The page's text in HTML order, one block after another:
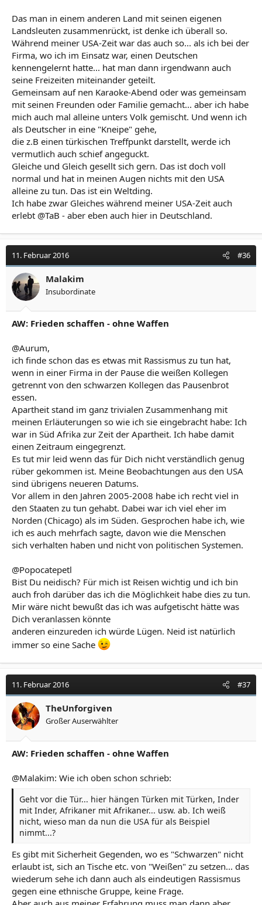
Das man in einem anderen Land mit seinen eigenen
Landsleuten zusammenrückt, ist denke ich überall so.
Während meiner USA-Zeit war das auch so... als ich bei der
Firma, wo ich im Einsatz war, einen Deutschen
kennengelernt hatte... hat man dann irgendwann auch
seine Freizeiten miteinander geteilt.
Gemeinsam auf nen Karaoke-Abend oder was gemeinsam
mit seinen Freunden oder Familie gemacht... aber ich habe
mich auch mal alleine unters Volk gemischt. Und wenn ich
als Deutscher in eine "Kneipe" gehe,
die z.B einen türkischen Treffpunkt darstellt, werde ich
vermutlich auch schief angeguckt.
Gleiche und Gleich gesellt sich gern. Das ist doch voll
normal und hat in meinen Augen nichts mit den USA
alleine zu tun. Das ist ein Weltding.
Ich habe zwar Gleiches während meiner USA-Zeit auch
erlebt @TaB - aber eben auch hier in Deutschland.
11. Februar 2016 #36
Malakim
Insubordinate
AW: Frieden schaffen - ohne Waffen
@Aurum,
ich finde schon das es etwas mit Rassismus zu tun hat,
wenn in einer Firma in der Pause die weißen Kollegen
getrennt von den schwarzen Kollegen das Pausenbrot
essen.
Apartheit stand im ganz trivialen Zusammenhang mit
meinen Erläuterungen so wie ich sie eingebracht habe: Ich
war in Süd Afrika zur Zeit der Apartheit. Ich habe damit
einen Zeitraum eingegrenzt.
Es tut mir leid wenn das für Dich nicht verständlich genug
rüber gekommen ist. Meine Beobachtungen aus den USA
sind übrigens neueren Datums.
Vor allem in den Jahren 2005-2008 habe ich recht viel in
den Staaten zu tun gehabt. Dabei war ich viel eher im
Norden (Chicago) als im Süden. Gesprochen habe ich, wie
ich es auch mehrfach sagte, davon wie die Menschen
sich verhalten haben und nicht von politischen Systemen.
@Popocatepetl
Bist Du neidisch? Für mich ist Reisen wichtig und ich bin
auch froh darüber das ich die Möglichkeit habe dies zu tun.
Mir wäre nicht bewußt das ich was aufgetischt hätte was
Dich veranlassen könnte
anderen einzureden ich würde Lügen. Neid ist natürlich
immer so eine Sache
11. Februar 2016 #37
TheUnforgiven
Großer Auserwählter
AW: Frieden schaffen - ohne Waffen
@Malakim: Wie ich oben schon schrieb:
Geht vor die Tür... hier hängen Türken mit Türken, Inder
mit Inder, Afrikaner mit Afrikaner... usw. ab. Ich weiß
nicht, wieso man da nun die USA für als Beispiel
nimmt...?
Es gibt mit Sicherheit Gegenden, wo es "Schwarzen" nicht
erlaubt ist, sich an Tische etc. von "Weißen" zu setzen... das
wiederum sehe ich dann auch als eindeutigen Rassismus
gegen eine ethnische Gruppe, keine Frage.